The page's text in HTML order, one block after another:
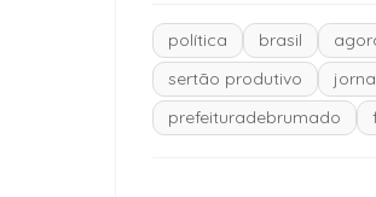
política brasil
sertão produtivo
prefeituradebrumado